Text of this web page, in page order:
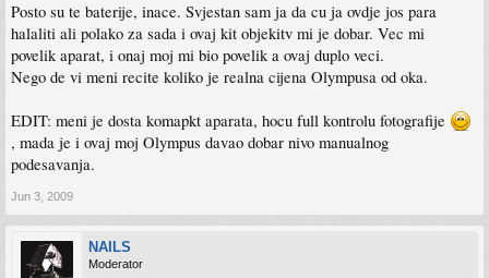
Posto su te baterije, inace. Svjestan sam ja da cu ja ovdje jos para
halaliti ali polako za sada i ovaj kit objekitv mi je dobar. Vec mi
povelik aparat, i onaj moj mi bio povelik a ovaj duplo veci.
Nego de vi meni recite koliko je realna cijena Olympusa od oka.
EDIT: meni je dosta komapkt aparata, hocu full kontrolu fotografije
, mada je i ovaj moj Olympus davao dobar nivo manualnog
podesavanja.
Jun 3, 2009
NAILS
Moderator